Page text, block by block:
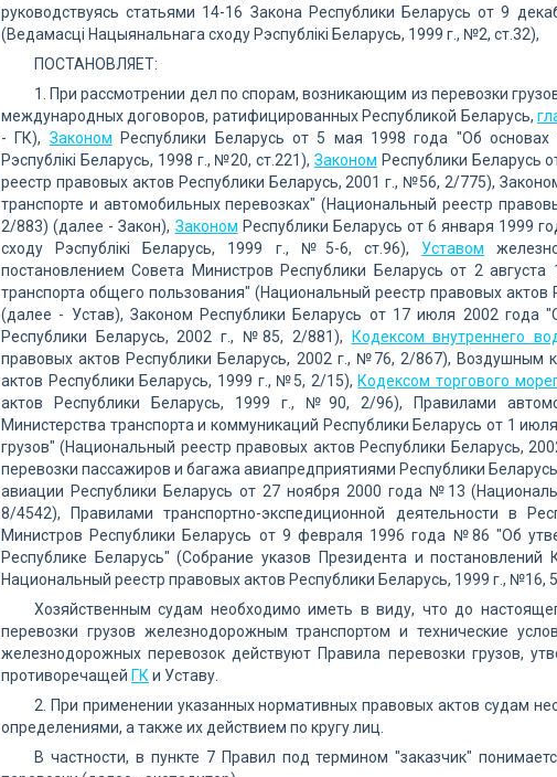
руководствуясь статьями 14-16 Закона Республики Беларусь от 9
(Ведамасцi Нацыянальнага сходу Рэспублiкi Беларусь, 1999 г., №2, ст.32),
ПОСТАНОВЛЯЕТ:
1. При рассмотрении дел по спорам, возникающим из перевозки
международных договоров, ратифицированных Республикой Беларусь,
- ГК), Законом Республики Беларусь от 5 мая 1998 года "Об основах
Рэспублiкi Беларусь, 1998 г., №20, ст.221), Законом Республики Беларусь
реестр правовых актов Республики Беларусь, 2001 г., №56, 2/775),
транспорте и автомобильных перевозках" (Национальный реестр
2/883) (далее - Закон), Законом Республики Беларусь от 6 января 1999
сходу Рэспублiкi Беларусь, 1999 г., №5-6, ст.96), Уставом
постановлением Совета Министров Республики Беларусь от 2
транспорта общего пользования" (Национальный реестр правовых
(далее - Устав), Законом Республики Беларусь от 17 июля 2002
Республики Беларусь, 2002 г., №85, 2/881),
Кодексом внутреннего
правовых актов Республики Беларусь, 2002 г., №76, 2/867), Воздушным
актов Республики Беларусь, 1999 г., №5, 2/15), Кодексом торгового
актов Республики Беларусь, 1999 г., №90, 2/96), Правилами
Министерства транспорта и коммуникаций Республики Беларусь от 1
грузов" (Национальный реестр правовых актов Республики Беларусь,
перевозки пассажиров и багажа авиапредприятиями Республики
авиации Республики Беларусь от 27 ноября 2000 года №13
8/4542), Правилами транспортно-экспедиционной деятельности в
Министров Республики Беларусь от 9 февраля 1996 года №86 "Об
Республике Беларусь" (Собрание указов Президента и
Национальный реестр правовых актов Республики Беларусь, 1999 г., №16,
Хозяйственным судам необходимо иметь в виду, что до
перевозки грузов железнодорожным транспортом и технические
железнодорожных перевозок действуют Правила перевозки грузов,
противоречащей ГК и Уставу.
2. При применении указанных нормативных правовых актов судам
определениями, а также их действием по кругу лиц.
В частности, в пункте 7 Правил под термином "заказчик"